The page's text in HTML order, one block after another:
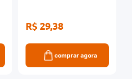
R$ 29,38
comprar agora